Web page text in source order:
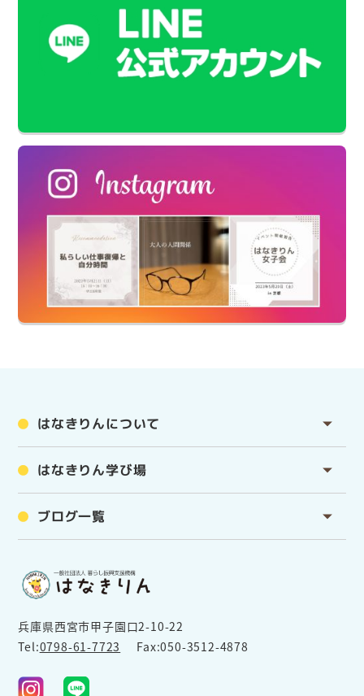
はなきりんについて
はなきりん学び場
ブログ一覧
兵庫県西宮市甲子園口2-10-22
Tel:0798-61-7723 Fax:050-3512-4878